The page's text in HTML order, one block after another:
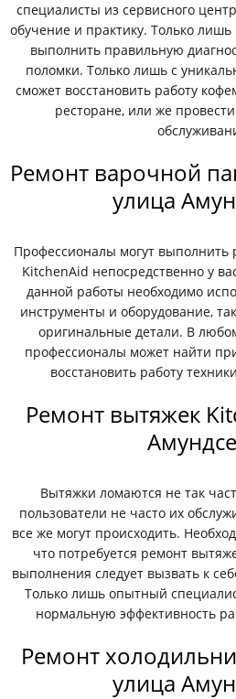
специалисты из сервисного
обучение и практику. Только лишь
выполнить правильную
поломки. Только лишь с
сможет восстановить работу
ресторане, или же
Ремонт варочной
улица
Профессионалы могут
KitchenAid непосредственно у
данной работы необходимо
инструменты и оборудование,
оригинальные детали. В
профессионалы может найти
восстановить работу
Ремонт вытяжек
Вытяжки ломаются не так
пользователи не часто их
все же могут происходить.
что потребуется ремонт
выполнения следует вызвать к
Только лишь опытный
нормальную эффективность
Ремонт
улица